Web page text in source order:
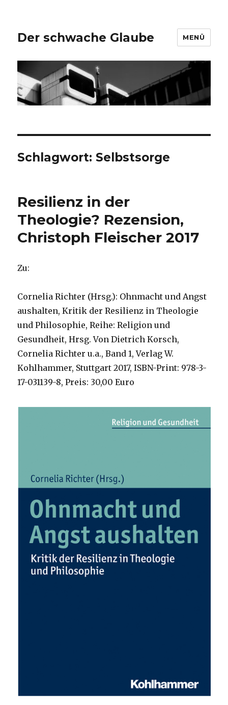
Der schwache Glaube MENÜ
Schlagwort: Selbstsorge
Resilienz in der
Theologie? Rezension,
Christoph Fleischer 2017
Zu:
Cornelia Richter (Hrsg.): Ohnmacht und Angst
aushalten, Kritik der Resilienz in Theologie
und Philosophie, Reihe: Religion und
Gesundheit, Hrsg. Von Dietrich Korsch,
Cornelia Richter u.a., Band 1, Verlag W.
Kohlhammer, Stuttgart 2017, ISBN-Print: 978-3-
17-031139-8, Preis: 30,00 Euro